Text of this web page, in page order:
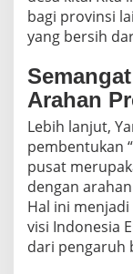
bagi provinsi
yang bersih
Arahan
Lebih lanjut,
pembentukan
pusat
dengan arahan
Hal ini
visi Indonesia
dari pengaruh